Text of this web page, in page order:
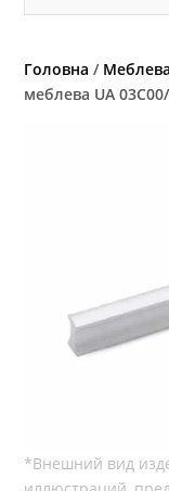
Головна /
меблева UA